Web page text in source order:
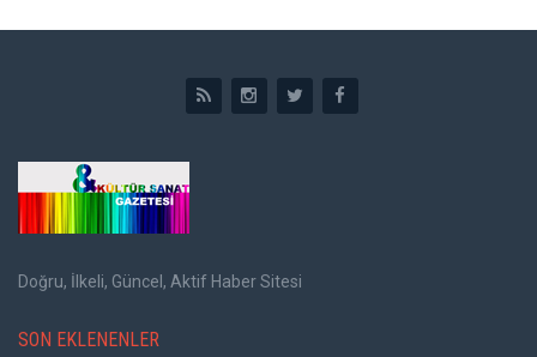
Doğru, İlkeli, Güncel, Aktif Haber Sitesi
SON EKLENENLER